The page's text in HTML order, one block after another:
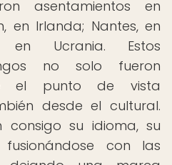
asentamientos en
en Irlanda; Nantes, en
Ucrania. Estos
no solo fueron
el punto de vista
desde el cultural.
consigo su idioma, su
con las